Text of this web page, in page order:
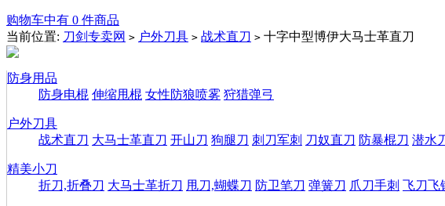
购物车中有 0 件商品
当前位置: 刀剑专卖网 > 户外刀具 > 战术直刀 > 十字中型博伊大马士革直刀
防身用品
防身电棍 伸缩甩棍 女性防狼喷雾 狩猎弹弓
户外刀具
战术直刀 大马士革直刀 开山刀 狗腿刀 刺刀军刺 刀奴直刀 防暴棍刀 潜水
精美小刀
折刀,折叠刀 大马士革折刀 甩刀,蝴蝶刀 防卫笔刀 弹簧刀 爪刀手刺 飞刀飞